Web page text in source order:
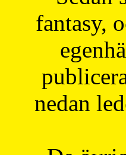
fantasy,
nedan